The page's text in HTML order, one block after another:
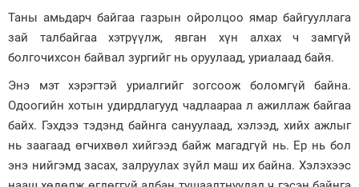
Таны амьдарч байгаа газрын ойролцоо ямар байгууллага
зай талбайгаа хэтрүүлж, явган хүн алхах ч замгүй
болгочихсон байвал зургийг нь оруулаад, уриалаад байя.
Энэ мэт хэрэгтэй уриалгийг зогсоож боломгүй байна.
Одоогийн хотын удирдлагууд чадлаараа л ажиллаж байгаа
байх. Гэхдээ тэдэнд байнга сануулаад, хэлээд, хийх ажлыг
нь заагаад өгчихвөл хийгээд байж магадгүй нь. Ер нь бол
энэ нийгэмд засах, залруулах зүйл маш их байна. Хэлэхээс